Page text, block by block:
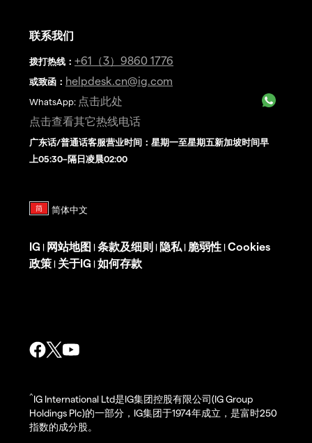
联系我们
拨打热线 ： +61（3）9860 1776
或致函： helpdesk.cn@ig.com
WhatsApp: 点击此处
点击查看其它热线电话
广东话/普通话客服营业时间：星期一至星期五新加坡时间早
上05:30–隔日凌晨02:00
IG | 网站地图 | 条款及细则 | 隐私 | 脆弱性 | Cookies
政策 | 关于IG | 如何存款
^IG International Ltd是IG集团控股有限公司(IG Group
Holdings Plc)的一部分，IG集团于1974年成立，是富时250
指数的成分股。